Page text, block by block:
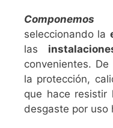
Componemos
seleccionando la
las
convenientes.
la protección,
que hace
desgaste por uso